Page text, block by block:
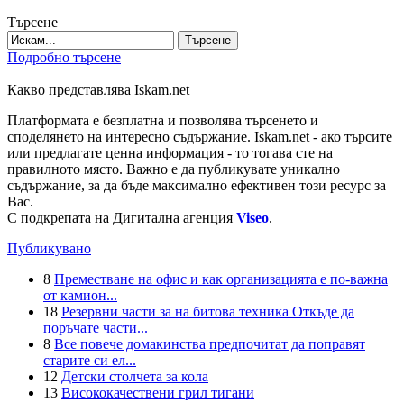
Търсене
Търсене
Подробно търсене
Какво представлява Iskam.net
Платформата е безплатна и позволява търсенето и
споделянето на интересно съдържание. Iskam.net - ако търсите
или предлагате ценна информация - то тогава сте на
правилното място. Важно е да публикувате уникално
съдържание, за да бъде максимално ефективен този ресурс за
Вас.
С подкрепата на Дигитална агенция Viseo.
Публикувано
8 Преместване на офис и как организацията е по-важна
от камион...
18 Резервни части за на битова техника Откъде да
поръчате части...
8 Все повече домакинства предпочитат да поправят
старите си ел...
12 Детски столчета за кола
13 Висококачествени грил тигани